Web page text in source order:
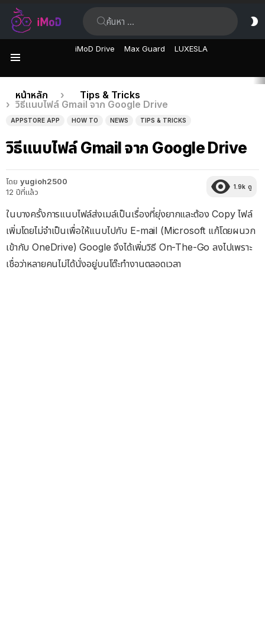
iMoD Drive Max Guard LUXESLA
เรื่อง
ล่าสุด
คุณอยู่ที่นี่:
หน้าหลัก
Tips & Tricks
วิธีแนบไฟล์ Gmail จาก Google Drive
APPSTORE APP HOW TO NEWS TIPS & TRICKS
วิธีแนบไฟล์ Gmail จาก Google Drive
โดย yugioh2500
12 ปีที่แล้ว
1.9k ดู
ในบางครั้งการแนบไฟล์ส่งเมล์เป็นเรื่องที่ยุ่งยากและต้อง Copy ไฟล์
เพิ่มโดยไม่จำเป็นเพื่อให้แนบไปกับ E-mail (Microsoft แก้โดยผนวก
เข้ากับ OneDrive) Google จึงได้เพิ่มวิธี On-The-Go ลงไปเพราะ
เชื่อว่าหลายคนไม่ได้นั่งอยู่บนโต๊ะทำงานตลอดเวลา